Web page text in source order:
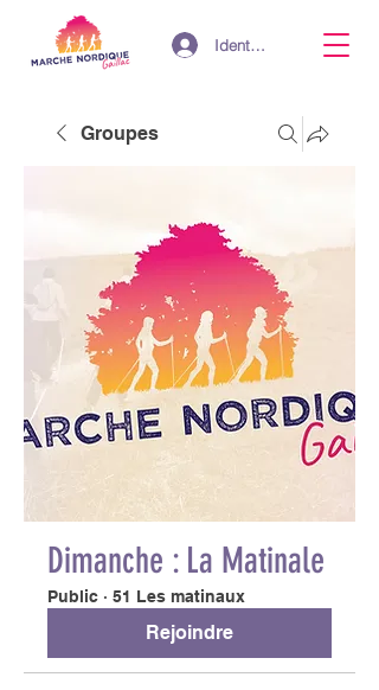
Identifiant
Groupes
Dimanche : La Matinale
Public · 51 Les matinaux
Rejoindre